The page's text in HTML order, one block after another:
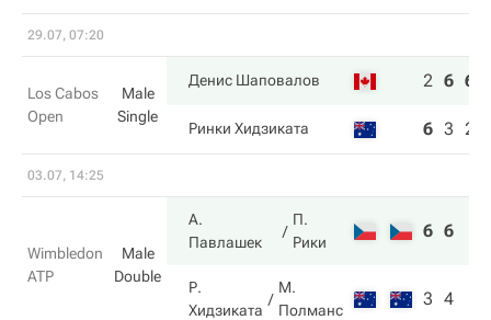
29.07, 07:20
Los Cabos
Open
Male
Single
Денис Шаповалов 2 6 6
Ринки Хидзиката 6 3 2
03.07, 14:25
Wimbledon
ATP
Male
Double
А.
Павлашек
П.
Рики
6 6
Р.
Хидзиката
М.
Полманс
3 4